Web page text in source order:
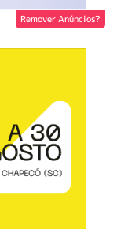
Remover Anúncios?